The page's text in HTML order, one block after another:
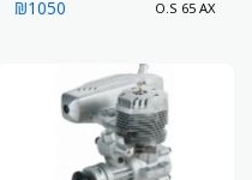
O.S 65 AX
₪1050